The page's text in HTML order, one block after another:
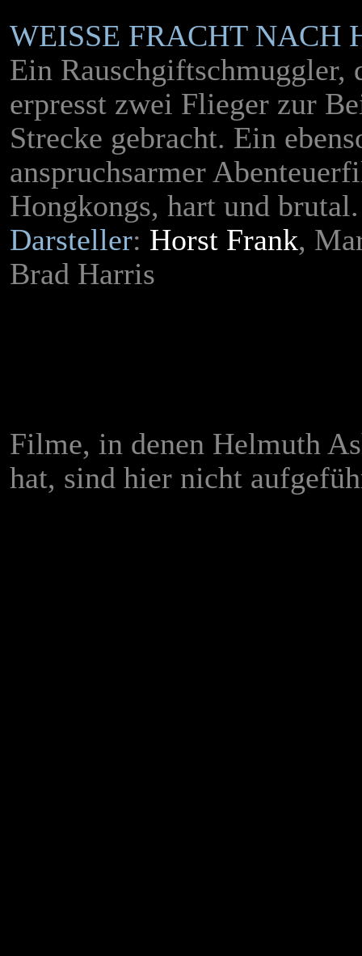
WEISSE FRACHT NACH
Ein Rauschgiftschmuggler,
erpresst zwei Flieger zur
Strecke gebracht. Ein
anspruchsarmer
Hongkongs, hart und brutal.
Darsteller: Horst Frank,
Brad Harris
Filme, in denen Helmuth
hat, sind hier nicht